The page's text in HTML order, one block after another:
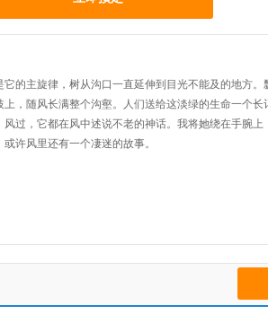
的主旋律，树从沟口一直延伸到目光不能及的地方。
，随风长满整个沟壑。人们送给这淡绿的生命一个长
过，它都在风中述说不老的神话。我将她绕在手腕上
许风里还有一个凄迷的故事。